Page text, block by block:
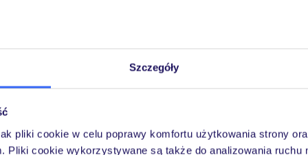
Szczegóły
pliki cookie w celu poprawy komfortu użytkowania strony
Pliki cookie wykorzystywane są także do analizowania ruchu
Pokoje Wyżywienie Atrakcje